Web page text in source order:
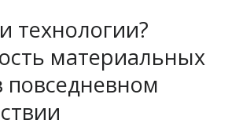
технологии?
материальных
повседневном